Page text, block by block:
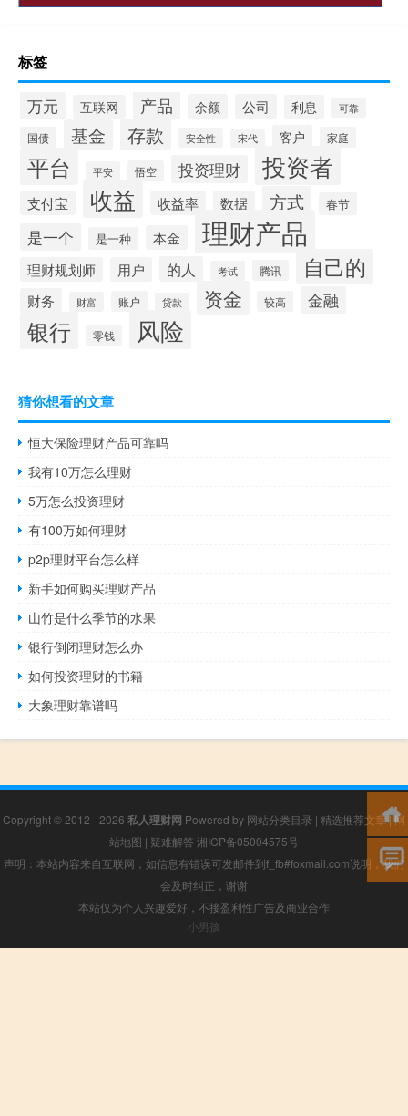
标签
万元 互联网 产品 余额 公司 利息 可靠
国债 基金 存款 安全性 宋代 客户 家庭
平台 平安 悟空 投资理财 投资者
支付宝 收益 收益率 数据 方式 春节
是一个 是一种 本金 理财产品
理财规划师 用户 的人 考试 腾讯 自己的
财务 财富 账户 贷款 资金 较高 金融
银行 零钱 风险
猜你想看的文章
恒大保险理财产品可靠吗
我有10万怎么理财
5万怎么投资理财
有100万如何理财
p2p理财平台怎么样
新手如何购买理财产品
山竹是什么季节的水果
银行倒闭理财怎么办
如何投资理财的书籍
大象理财靠谱吗
Copyright © 2012 - 2026 私人理财网 Powered by 网站分类目录 | 精选推荐文章|网
站地图 | 疑难解答 湘ICP备05004575号
声明：本站内容来自互联网，如信息有错误可发邮件到f_fb#foxmail.com说明，我们
会及时纠正，谢谢
本站仅为个人兴趣爱好，不接盈利性广告及商业合作
小男孩